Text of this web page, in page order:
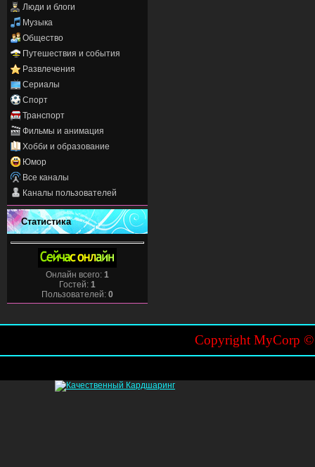
Люди и блоги
Музыка
Общество
Путешествия и события
Развлечения
Сериалы
Спорт
Транспорт
Фильмы и анимация
Хобби и образование
Юмор
Все каналы
Каналы пользователей
Статистика
Онлайн всего: 1
Гостей: 1
Пользователей: 0
Copyright MyCorp